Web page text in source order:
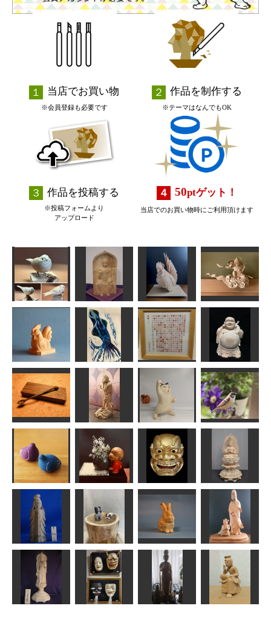
当店でお買い物
※会員登録も必要です
作品を制作する
※テーマはなんでもOK
作品を投稿する
※投稿フォームより
アップロード
50ptゲット！
当店でのお買い物時にご利用頂けます
ユキヒメドリ
MINI
釈迦如来倚像
ちゅうさん
矮鶏
N(エヌ)
雲中供養菩薩
像南26号
みっちゃん
酉
合之内 麻呂
イカくん
ずすめようこ
般若心経
英
七福神布袋様
しんちゃん
魔の匙
あんこく
制多迦童子
ハク
応援する猫さ
ん
藤枝駆男
スズメ
MINI
張り子の鳥
深瀬
大きな花瓶を
運ぼうとする
二頭身のクリ
リン
MINI
獅子口
msuganuma
大日如来坐像
正念
観音さま
ta-chann
パピヨン
fuu
うさぎ
合之内麻呂
善財童子と白
衣観音
N（エヌ）